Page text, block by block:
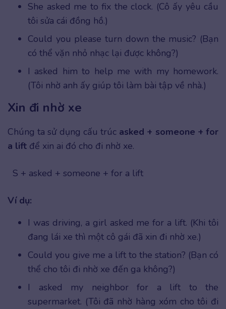
She asked me to fix the clock. (Cô ấy yêu cầu
tôi sửa cái đồng hồ.)
Could you please turn down the music? (Bạn
có thể vặn nhỏ nhạc lại được không?)
I asked him to help me with my homework.
(Tôi nhờ anh ấy giúp tôi làm bài tập về nhà.)
Xin đi nhờ xe
Chúng ta sử dụng cấu trúc asked + someone + for
a lift để xin ai đó cho đi nhờ xe.
S + asked + someone + for a lift
Ví dụ:
I was driving, a girl asked me for a lift. (Khi tôi
đang lái xe thì một cô gái đã xin đi nhờ xe.)
Could you give me a lift to the station? (Bạn có
thể cho tôi đi nhờ xe đến ga không?)
I asked my neighbor for a lift to the
supermarket. (Tôi đã nhờ hàng xóm cho tôi đi